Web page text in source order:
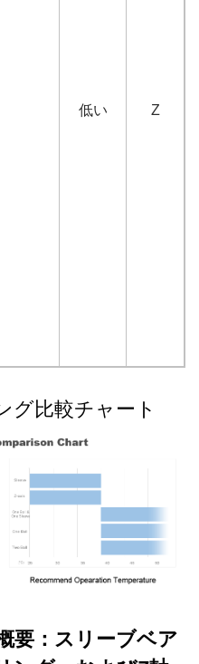
低い Z
グ比較チャート
要：スリーブベア